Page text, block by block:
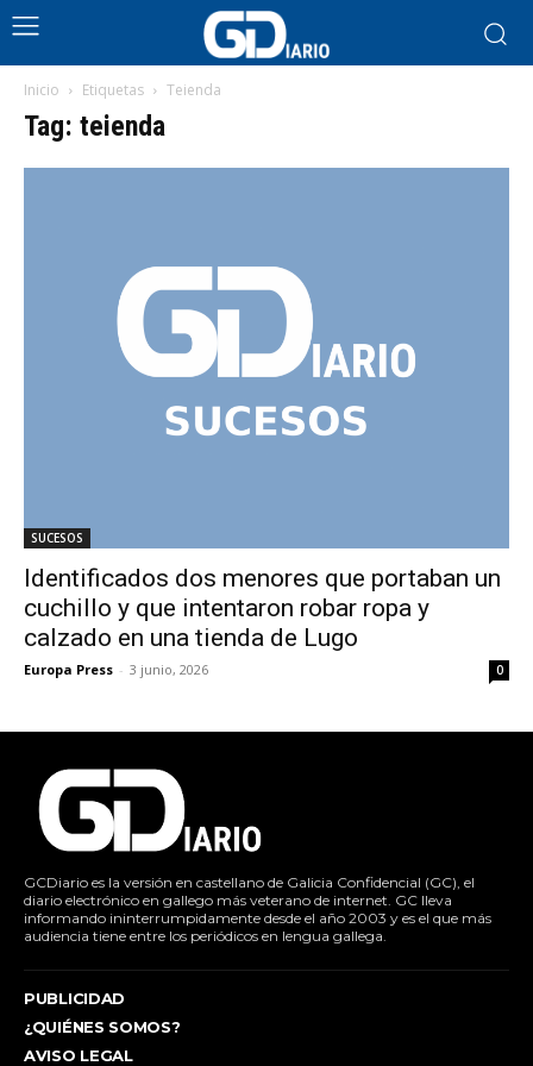
Inicio Etiquetas Teienda
Tag: teienda
SUCESOS
Identificados dos menores que portaban un
cuchillo y que intentaron robar ropa y
calzado en una tienda de Lugo
Europa Press - 3 junio, 2026 0
GCDiario es la versión en castellano de Galicia Confidencial (GC), el
diario electrónico en gallego más veterano de internet. GC lleva
informando ininterrumpidamente desde el año 2003 y es el que más
audiencia tiene entre los periódicos en lengua gallega.
PUBLICIDAD
¿QUIÉNES SOMOS?
AVISO LEGAL